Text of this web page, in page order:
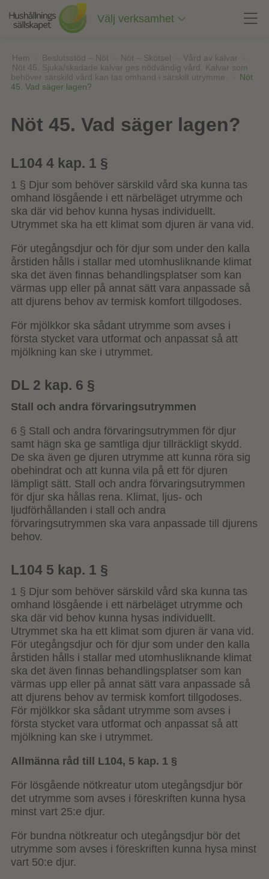
innehåll
Välj verksamhet
Hem Beslutsstöd – Nöt Nöt – Skötsel Vård av kalvar
Nöt 45. Sjuka/skadade kalvar ges nödvändig vård. Kalvar som
behöver särskild vård kan tas omhand i särskilt utrymme.
Nöt
45. Vad säger lagen?
Nöt 45. Vad säger lagen?
L104 4 kap. 1 §
1 § Djur som behöver särskild vård ska kunna tas
omhand lösgående i ett närbeläget utrymme och
ska där vid behov kunna hysas individuellt.
Utrymmet ska ha ett klimat som djuren är vana vid.
För utegångsdjur och för djur som under den kalla
årstiden hålls i stallar med utomhusliknande klimat
ska det även finnas behandlingsplatser som kan
värmas upp eller på annat sätt vara anpassade så
att djurens behov av termisk komfort tillgodoses.
För mjölkkor ska sådant utrymme som avses i
första stycket vara utformat och anpassat så att
mjölkning kan ske i utrymmet.
DL 2 kap. 6 §
Stall och andra förvaringsutrymmen
6 § Stall och andra förvaringsutrymmen för djur
samt hägn ska ge samtliga djur tillräckligt skydd.
De ska även ge djuren utrymme att kunna röra sig
obehindrat och att kunna vila på ett för djuren
lämpligt sätt. Stall och andra förvaringsutrymmen
för djur ska hållas rena. Klimat, ljus- och
ljudförhållanden i stall och andra
förvaringsutrymmen ska vara anpassade till djurens
behov.
L104 5 kap. 1 §
1 § Djur som behöver särskild vård ska kunna tas
omhand lösgående i ett närbeläget utrymme och
ska där vid behov kunna hysas individuellt.
Utrymmet ska ha ett klimat som djuren är vana vid.
För utegångsdjur och för djur som under den kalla
årstiden hålls i stallar med utomhusliknande klimat
ska det även finnas behandlingsplatser som kan
värmas upp eller på annat sätt vara anpassade så
att djurens behov av termisk komfort tillgodoses.
För mjölkkor ska sådant utrymme som avses i
första stycket vara utformat och anpassat så att
mjölkning kan ske i utrymmet.
Allmänna råd till L104, 5 kap. 1 §
För lösgående nötkreatur utom utegångsdjur bör
det utrymme som avses i föreskriften kunna hysa
minst vart 25:e djur.
För bundna nötkreatur och utegångsdjur bör det
utrymme som avses i föreskriften kunna hysa minst
vart 50:e djur.